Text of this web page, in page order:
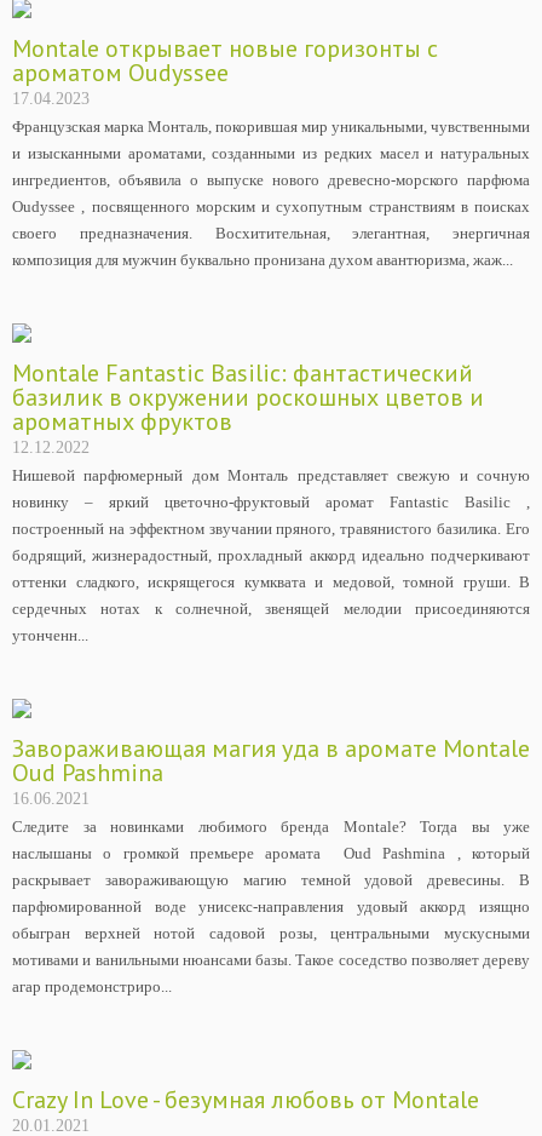
Montale открывает новые горизонты с
ароматом Oudyssee
17.04.2023
Французская марка Монталь, покорившая мир уникальными, чувственными
и изысканными ароматами, созданными из редких масел и натуральных
ингредиентов, объявила о выпуске нового древесно-морского парфюма
Oudyssee , посвященного морским и сухопутным странствиям в поисках
своего предназначения. Восхитительная, элегантная, энергичная
композиция для мужчин буквально пронизана духом авантюризма, жаж...
Montale Fantastic Basilic: фантастический
базилик в окружении роскошных цветов и
ароматных фруктов
12.12.2022
Нишевой парфюмерный дом Монталь представляет свежую и сочную
новинку – яркий цветочно-фруктовый аромат Fantastic Basilic ,
построенный на эффектном звучании пряного, травянистого базилика. Его
бодрящий, жизнерадостный, прохладный аккорд идеально подчеркивают
оттенки сладкого, искрящегося кумквата и медовой, томной груши. В
сердечных нотах к солнечной, звенящей мелодии присоединяются
утонченн...
Завораживающая магия уда в аромате Montale
Oud Pashmina
16.06.2021
Следите за новинками любимого бренда Montale? Тогда вы уже
наслышаны о громкой премьере аромата Oud Pashmina , который
раскрывает завораживающую магию темной удовой древесины. В
парфюмированной воде унисекс-направления удовый аккорд изящно
обыгран верхней нотой садовой розы, центральными мускусными
мотивами и ванильными нюансами базы. Такое соседство позволяет дереву
агар продемонстриро...
Crazy In Love - безумная любовь от Montale
20.01.2021